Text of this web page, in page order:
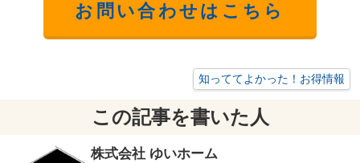
お問い合わせはこちら
知っててよかった！お得情報
この記事を書いた人
株式会社 ゆいホーム